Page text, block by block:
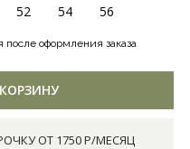
52 54 56
после оформления заказа
ОТ 1750 Р/МЕСЯЦ